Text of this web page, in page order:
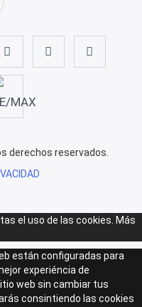
derechos reservados.
el uso de las cookies. Más
están configuradas para
experiéncia de
web sin cambiar tus
consintiendo las cookies